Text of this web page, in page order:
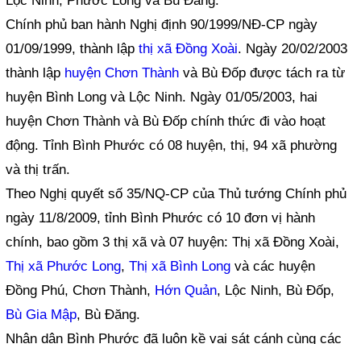
Chính phủ ban hành Nghị định 90/1999/NĐ-CP ngày
01/09/1999, thành lậpthị xã Đồng Xoài. Ngày 20/02/2003
thành lập huyện Chơn Thành và Bù Đốp được tách ra từ
huyện Bình Long và Lộc Ninh. Ngày 01/05/2003, hai
huyện Chơn Thành và Bù Đốp chính thức đi vào hoạt
động. Tỉnh Bình Phước có 08 huyện, thị, 94 xã phường
và thị trấn.
Theo Nghị quyết số 35/NQ-CP của Thủ tướng Chính phủ
ngày 11/8/2009, tỉnh Bình Phước có 10 đơn vị hành
chính, bao gồm 3 thị xã và 07 huyện: Thị xã Đồng Xoài,
Thị xã Phước Long,Thị xã Bình Long và các huyện
Đồng Phú, Chơn Thành, Hớn Quản, Lộc Ninh, Bù Đốp,
Bù Gia Mập, Bù Đăng.
Nhân dân Bình Phước đã luôn kề vai sát cánh cùng các